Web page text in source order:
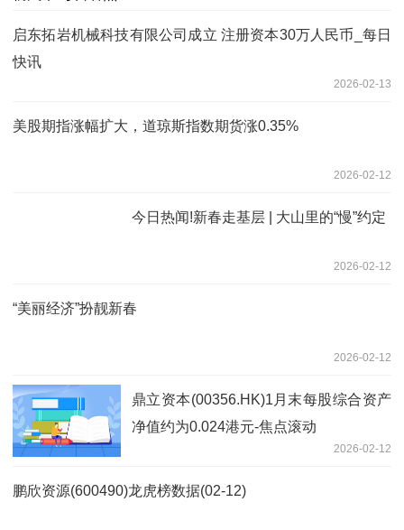
启东拓岩机械科技有限公司成立 注册资本30万人民币_每日
快讯
2026-02-13
美股期指涨幅扩大，道琼斯指数期货涨0.35%
2026-02-12
今日热闻!新春走基层 | 大山里的“慢”约定
2026-02-12
“美丽经济”扮靓新春
2026-02-12
鼎立资本(00356.HK)1月末每股综合资产
净值约为0.024港元-焦点滚动
2026-02-12
鹏欣资源(600490)龙虎榜数据(02-12)